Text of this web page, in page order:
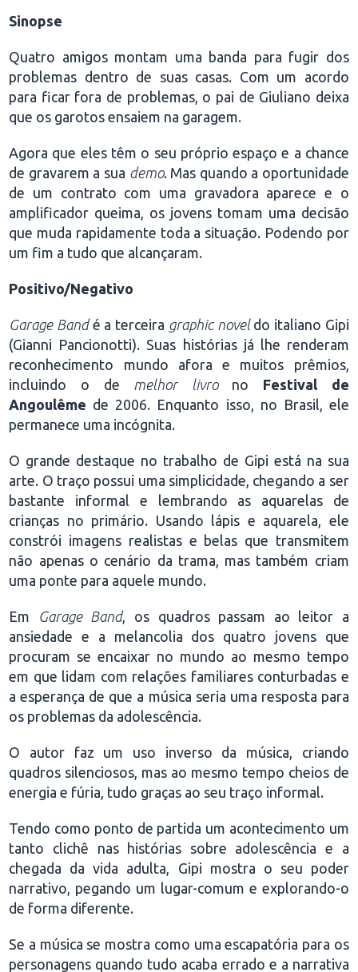
Sinopse
Quatro amigos montam uma banda para fugir dos
problemas dentro de suas casas. Com um acordo
para ficar fora de problemas, o pai de Giuliano deixa
que os garotos ensaiem na garagem.
Agora que eles têm o seu próprio espaço e a chance
de gravarem a sua demo. Mas quando a oportunidade
de um contrato com uma gravadora aparece e o
amplificador queima, os jovens tomam uma decisão
que muda rapidamente toda a situação. Podendo por
um fim a tudo que alcançaram.
Positivo/Negativo
Garage Bandé a terceira graphic noveldo italiano Gipi
(Gianni Pancionotti). Suas histórias já lhe renderam
reconhecimento mundo afora e muitos prêmios,
incluindo o de melhor livrono Festival de
Angoulême de 2006. Enquanto isso, no Brasil, ele
permanece uma incógnita.
O grande destaque no trabalho de Gipi está na sua
arte. O traço possui uma simplicidade, chegando a ser
bastante informal e lembrando as aquarelas de
crianças no primário. Usando lápis e aquarela, ele
constrói imagens realistas e belas que transmitem
não apenas o cenário da trama, mas também criam
uma ponte para aquele mundo.
Em Garage Band, os quadros passam ao leitor a
ansiedade e a melancolia dos quatro jovens que
procuram se encaixar no mundo ao mesmo tempo
em que lidam com relações familiares conturbadas e
a esperança de que a música seria uma resposta para
os problemas da adolescência.
O autor faz um uso inverso da música, criando
quadros silenciosos, mas ao mesmo tempo cheios de
energia e fúria, tudo graças ao seu traço informal.
Tendo como ponto de partida um acontecimento um
tanto clichê nas histórias sobre adolescência e a
chegada da vida adulta, Gipi mostra o seu poder
narrativo, pegando um lugar-comum e explorando-o
de forma diferente.
Se a música se mostra como uma escapatória para os
personagens quando tudo acaba errado e a narrativa